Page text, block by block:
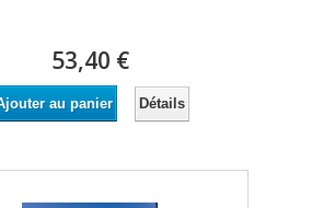
53,40 €
au panier Détails